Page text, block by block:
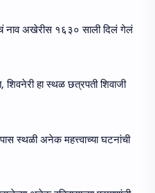
नाव अखेरीस १६३० साली दिलं गेलं
हा स्थळ छत्रपती शिवाजी
स्थळी अनेक महत्त्वाच्या घटनांची